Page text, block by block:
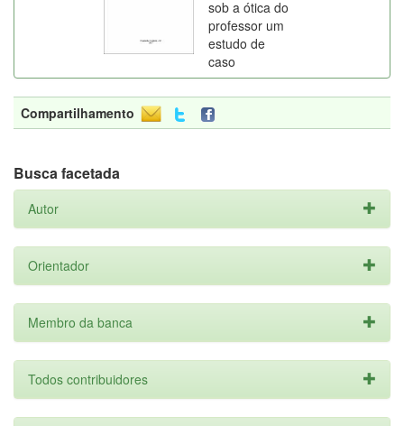
sob a ótica do
professor um
estudo de
caso
Compartilhamento
Busca facetada
Autor
Orientador
Membro da banca
Todos contribuidores